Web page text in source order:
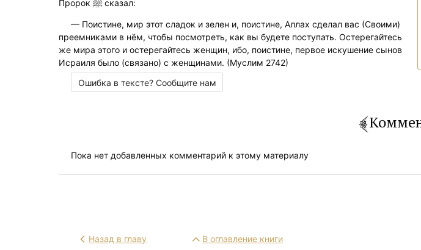
Пророк ﷺ сказал:
— Поистине, мир этот сладок и зелен и, поистине, Аллах сделал вас (Своими)
преемниками в нём, чтобы посмотреть, как вы будете поступать. Остерегайтесь
же мира этого и остерегайтесь женщин, ибо, поистине, первое искушение сынов
Исраиля было (связано) с женщинами. (Муслим 2742)
Ошибка в тексте? Сообщите нам
Пока нет добавленных комментарий к этому материалу
Назад в главу В оглавление книги